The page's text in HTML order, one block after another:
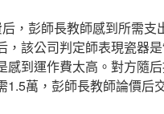
，彭師長教師感到所需
，該公司判定師表現瓷器
感到運作費太高。對方隨
1.5萬，彭師長教師論價后